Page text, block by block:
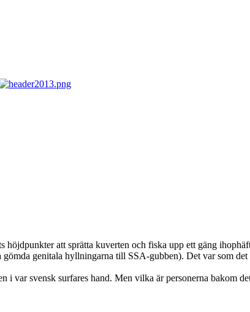
att sprätta kuverten och fiska upp ett gäng
genitala hyllningarna till SSA-gubben). Det var som
svensk surfares hand. Men vilka är personerna bakom